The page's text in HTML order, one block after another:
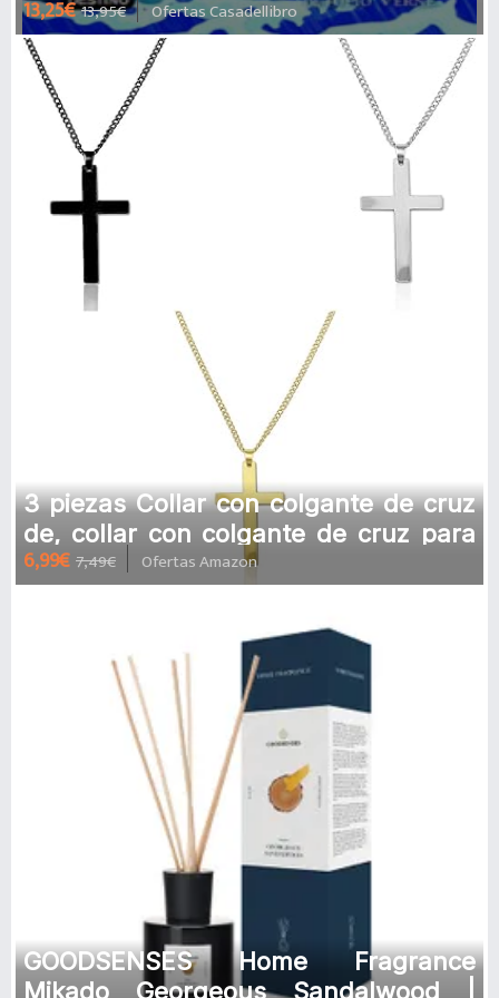
13,25€ 13,95€ Ofertas Casadellibro
3 piezas Collar con colgante de cruz
de, collar con colgante de cruz para
hombre y mujer, cadena de
6,99€ 7,49€ Ofertas Amazon
GOODSENSES Home Fragrance
Mikado Georgeous Sandalwood |